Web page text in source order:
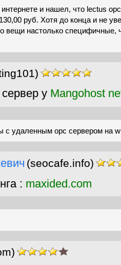
и нашел, что lectus
руб. Хотя до конца и не
вещи настолько специфичные,
у Mangohost
с удаленным opc сервером на
(seocafe.info)
: maxided.com